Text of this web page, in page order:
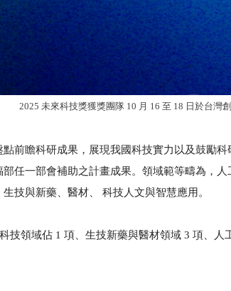
2025 未來科技獎獲獎團隊 10 月 16 至 18 日於台灣
前瞻科研成果，展現我國科技實力以及鼓勵
任一部會補助之計畫成果。領域範等疇為，
技與新藥、醫材、 科技人文與智慧應用。
技領域佔 1 項、生技新藥與醫材領域 3 項、人